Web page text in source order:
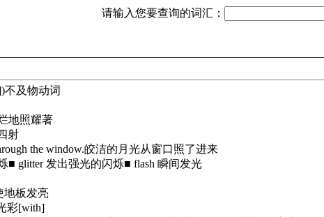
请输入您要查询的词汇：
不及物动词
地照耀著
射
the window.皎洁的月光从窗口照了进来
■ glitter 发出强光的闪烁■ flash 瞬间发光
地板发亮
彩[with]